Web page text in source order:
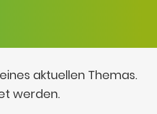
aktuellen Themas.
werden.